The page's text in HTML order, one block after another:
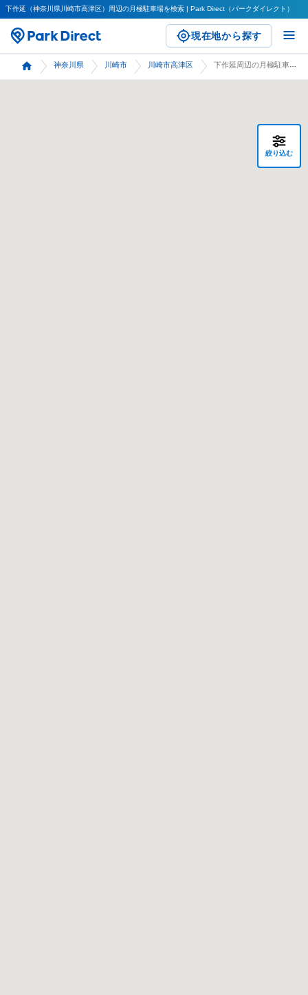
下作延（神奈川県川崎市高津区）周辺の月極駐車場を検索 | Park Direct（パークダイレクト）
現在地から探す
神奈川県 川崎市 川崎市高津区
絞り込む